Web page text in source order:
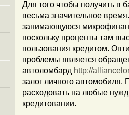
Для того чтобы получить в
весьма значительное
занимающуюся
поскольку проценты там
пользования кредитом.
проблемы является
автоломбард http://
залог личного автомобиля.
расходовать на любые
кредитовании.